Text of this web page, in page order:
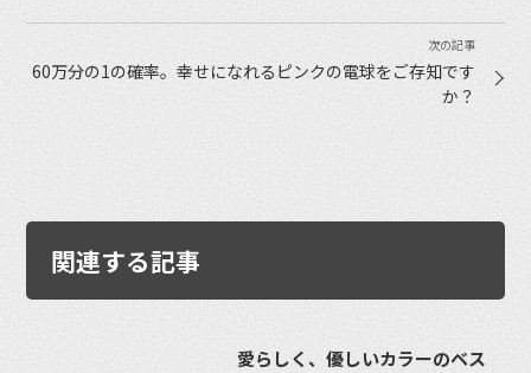
60万分の1の確率。幸せになれるピンクの電球をご存知です
か？
関連する記事
愛らしく、優しいカラーのベス